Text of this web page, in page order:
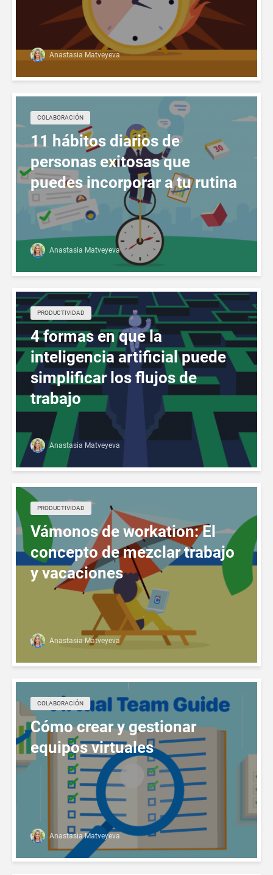
Anastasia Matveyeva
СOLABORACIÓN
11 hábitos diarios de
personas exitosas que
puedes incorporar a tu rutina
Anastasia Matveyeva
PRODUCTIVIDAD
4 formas en que la
inteligencia artificial puede
simplificar los flujos de
trabajo
Anastasia Matveyeva
PRODUCTIVIDAD
Vámonos de workation: El
concepto de mezclar trabajo
y vacaciones
Anastasia Matveyeva
СOLABORACIÓN
Cómo crear y gestionar
equipos virtuales
Anastasia Matveyeva